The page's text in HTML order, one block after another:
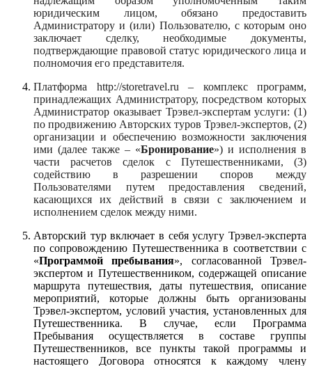
юридическим лицом, обязано предоставить
Администратору и (или) Пользователю, с которым оно
заключает сделку, необходимые документы,
подтверждающие правовой статус юридического лица и
полномочия его представителя.
Платформа http://storetravel.ru – комплекс программ,
принадлежащих Администратору, посредством которых
Администратор оказывает Трэвел-экспертам услуги: (1)
по продвижению Авторских туров Трэвел-экспертов, (2)
организации и обеспечению возможности заключения
ими (далее также – «Бронирование») и исполнения в
части расчетов сделок с Путешественниками, (3)
содействию в разрешении споров между
Пользователями путем предоставления сведений,
касающихся их действий в связи с заключением и
исполнением сделок между ними.
Авторский тур включает в себя услугу Трэвел-эксперта
по сопровождению Путешественника в соответствии с
«Программой пребывания», согласованной Трэвел-
экспертом и Путешественником, содержащей описание
маршрута путешествия, даты путешествия, описание
мероприятий, которые должны быть организованы
Трэвел-экспертом, условий участия, установленных для
Путешественника. В случае, если Программа
Пребывания осуществляется в составе группы
Путешественников, все пункты такой программы и
настоящего Договора относятся к каждому члену